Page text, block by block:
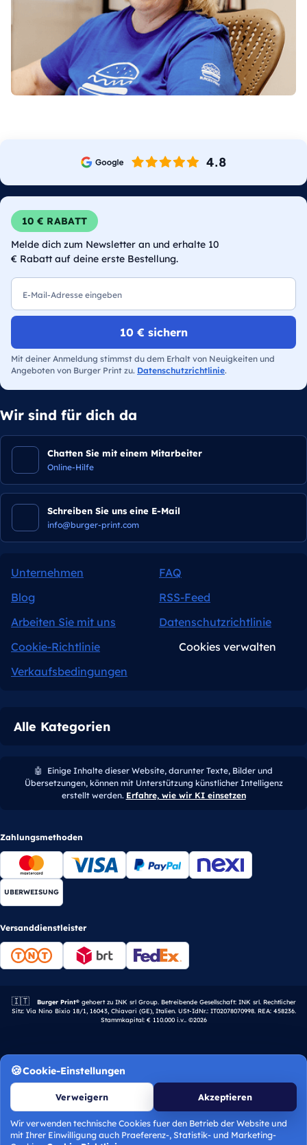
10 € RABATT
Melde dich zum Newsletter an und erhalte 10
€ Rabatt auf deine erste Bestellung.
10 € sichern
Mit deiner Anmeldung stimmst du dem Erhalt von Neuigkeiten und
Angeboten von Burger Print zu. Datenschutzrichtlinie.
Wir sind für dich da
Chatten Sie mit einem Mitarbeiter
Online-Hilfe
Schreiben Sie uns eine E-Mail
info@burger-print.com
Unternehmen
FAQ
Blog
RSS-Feed
Arbeiten Sie mit uns
Datenschutzrichtlinie
Cookie-Richtlinie
Cookies verwalten
Verkaufsbedingungen
Alle Kategorien
🤖
Einige Inhalte dieser Website, darunter Texte, Bilder und
Übersetzungen, können mit Unterstützung künstlicher Intelligenz
erstellt werden. Erfahre, wie wir KI einsetzen
Zahlungsmethoden
UBERWEISUNG
Versanddienstleister
🇮🇹 Italienisches Unternehmen.
Burger Print®gehoert zu INK srl Group. Betreibende Gesellschaft: INK srl. Rechtlicher
Sitz: Via Nino Bixio 18/1, 16043, Chiavari (GE), Italien. USt-IdNr.: IT02078070998. REA: 458236.
Stammkapital: € 110.000 i.v.. ©2026
Cookie-Einstellungen
Verweigern Akzeptieren
Wir verwenden technische Cookies fuer den Betrieb der Website und
mit Ihrer Einwilligung auch Praeferenz-, Statistik- und Marketing-